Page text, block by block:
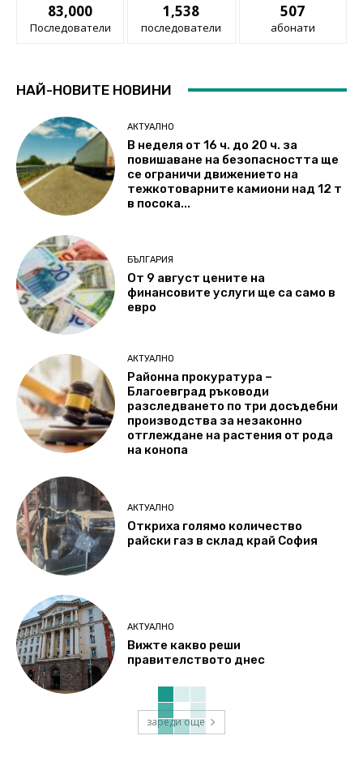
83,000
Последователи
1,538
последователи
507
абонати
НАЙ-НОВИТЕ НОВИНИ
АКТУАЛНО
В неделя от 16 ч. до 20 ч. за
повишаване на безопасността ще
се ограничи движението на
тежкотоварните камиони над 12 т
в посока...
БЪЛГАРИЯ
От 9 август цените на
финансовите услуги ще са само в
евро
АКТУАЛНО
Районна прокуратура –
Благоевград ръководи
разследването по три досъдебни
производства за незаконно
отглеждане на растения от рода
на конопа
АКТУАЛНО
Откриха голямо количество
райски газ в склад край София
АКТУАЛНО
Вижте какво реши
правителството днес
зареди още